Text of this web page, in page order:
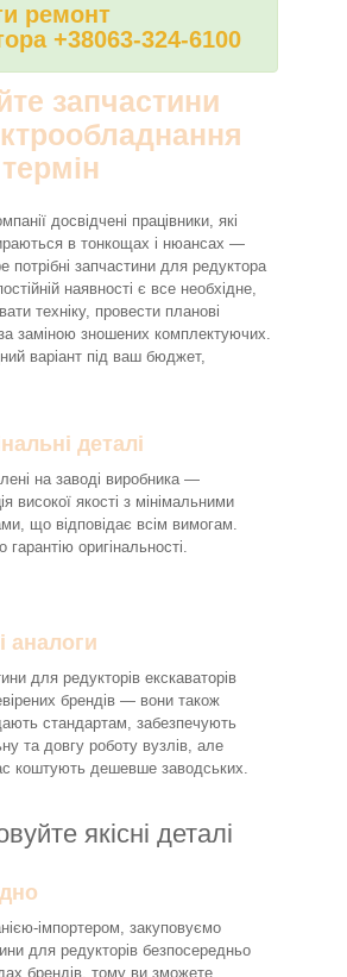
ремонт
+38063-324-6100
запчастини
досвідчені працівники, які
в тонкощах і нюансах —
потрібні запчастини для редуктора
наявності є все необхідне,
техніку, провести планові
заміною зношених комплектуючих.
варіант під ваш бюджет,
деталі
на заводі виробника —
високої якості з мінімальними
що відповідає всім вимогам.
оригінальності.
аналоги
для редукторів екскаваторів
брендів — вони також
стандартам, забезпечують
та довгу роботу вузлів, але
коштують дешевше заводських.
якісні деталі
імпортером, закуповуємо
для редукторів безпосередньо
брендів, тому ви зможете